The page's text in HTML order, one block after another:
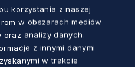
w godz. 9.00-
korzystania z naszej
w obszarach mediów
oraz analizy danych.
z innymi danymi
w trakcie